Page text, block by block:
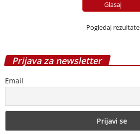
Pogledaj rezultate
Prijava za newsletter
Email